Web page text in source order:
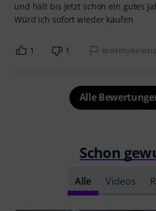
und hält bis jetzt schon ein gutes
Würd ich sofort wieder kaufen
1 1 BEWERTUNG
Alle
Schon
Alle Videos